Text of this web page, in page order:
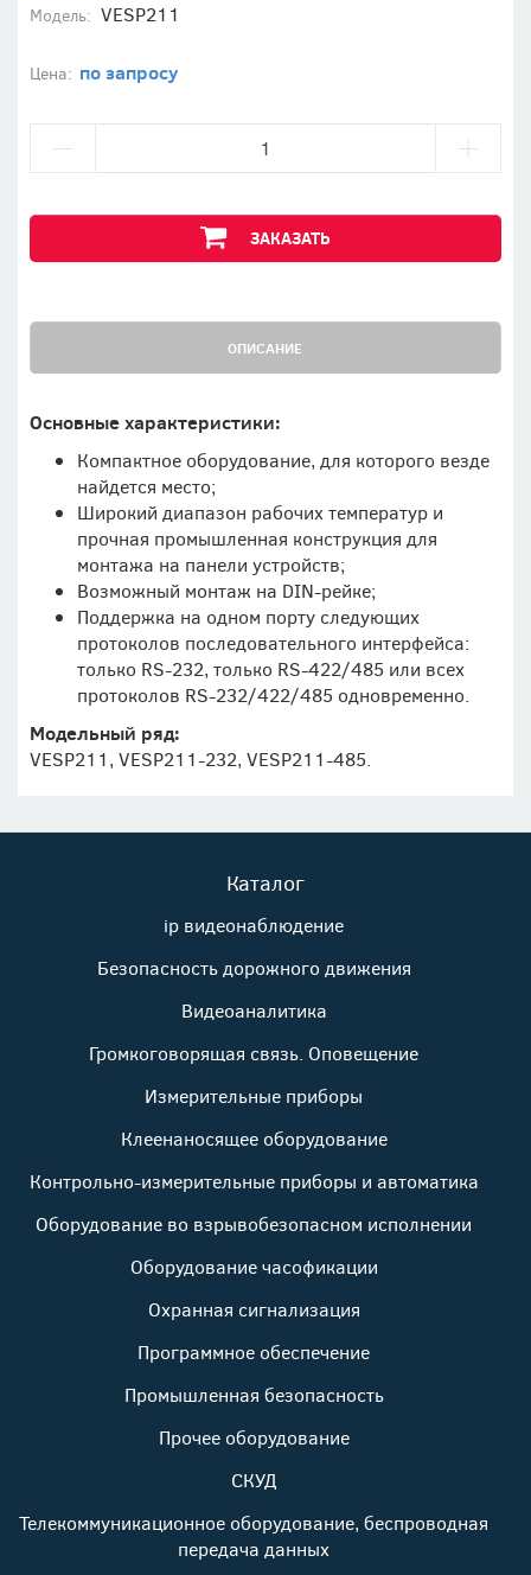
Модель: VESP211
Цена: по запросу
ЗАКАЗАТЬ
ОПИСАНИЕ
Основные характеристики:
Компактное оборудование, для которого везде
найдется место;
Широкий диапазон рабочих температур и
прочная промышленная конструкция для
монтажа на панели устройств;
Возможный монтаж на DIN-рейке;
Поддержка на одном порту следующих
протоколов последовательного интерфейса:
только RS-232, только RS-422/485 или всех
протоколов RS-232/422/485 одновременно.
Модельный ряд:
VESP211, VESP211-232, VESP211-485.
Каталог
ip видеонаблюдение
Безопасность дорожного движения
Видеоаналитика
Громкоговорящая связь. Оповещение
Измерительные приборы
Клеенаносящее оборудование
Контрольно-измерительные приборы и автоматика
Оборудование во взрывобезопасном исполнении
Оборудование часофикации
Охранная сигнализация
Программное обеспечение
Промышленная безопасность
Прочее оборудование
СКУД
Телекоммуникационное оборудование, беспроводная
передача данных